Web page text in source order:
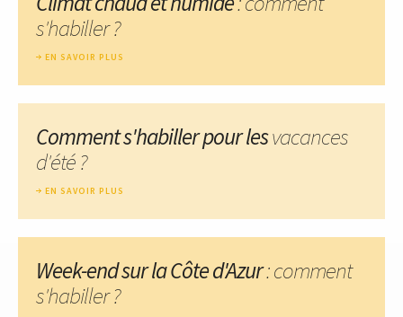
s'habiller ?
EN SAVOIR PLUS
Comment s'habiller pour lesvacances
d'été ?
EN SAVOIR PLUS
Week-end sur la Côte d'Azur: comment
s'habiller ?